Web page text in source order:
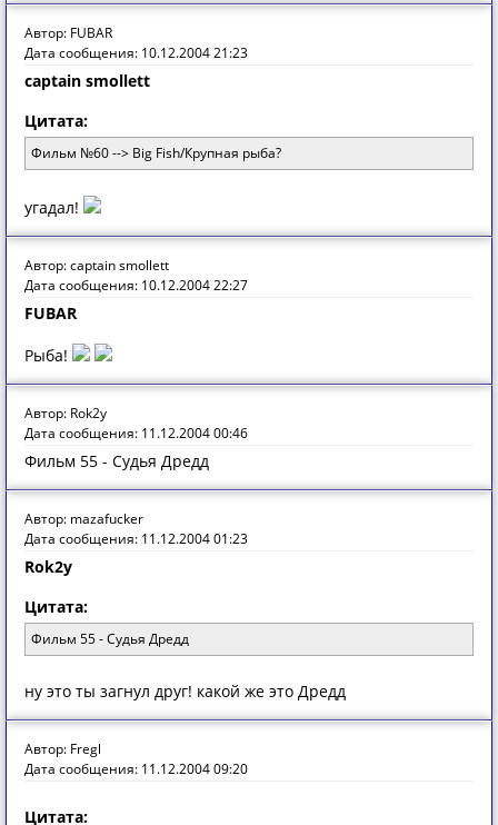
Автор: FUBAR
Дата сообщения: 10.12.2004 21:23
captain smollett
Цитата:
Фильм №60 --> Big Fish/Крупная рыба?
угадал!
Автор: captain smollett
Дата сообщения: 10.12.2004 22:27
FUBAR
Рыба!
Автор: Rok2y
Дата сообщения: 11.12.2004 00:46
Фильм 55 - Судья Дредд
Автор: mazafucker
Дата сообщения: 11.12.2004 01:23
Rok2y
Цитата:
Фильм 55 - Судья Дредд
ну это ты загнул друг! какой же это Дредд
Автор: Fregl
Дата сообщения: 11.12.2004 09:20
Цитата: